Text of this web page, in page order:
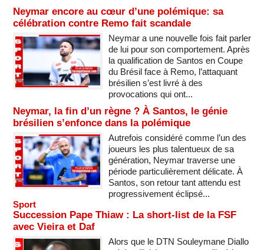
Neymar encore au cœur d’une polémique: sa
célébration contre Remo fait scandale
Neymar a une nouvelle fois fait parler
de lui pour son comportement. Après
la qualification de Santos en Coupe
du Brésil face à Remo, l’attaquant
brésilien s’est livré à des
provocations qui ont...
Neymar, la fin d’un règne ? À Santos, le génie
brésilien s’enfonce dans la polémique
Autrefois considéré comme l’un des
joueurs les plus talentueux de sa
génération, Neymar traverse une
période particulièrement délicate. À
Santos, son retour tant attendu est
progressivement éclipsé...
Sport
Succession Pape Thiaw : La short-list de la FSF
avec Vieira et Daf
Alors que le DTN Souleymane Diallo